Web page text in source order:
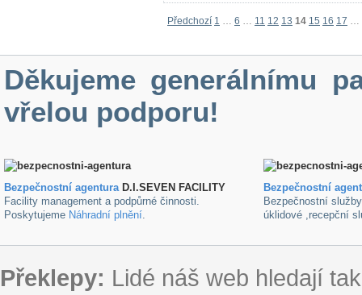
Předchozí 1 … 6 … 11 12 13 14 15 16 17 …
Děkujeme generálnímu
vřelou podporu!
Bezpečnostní agenturaD.I.SEVEN FACILITY
Facility management a podpůrné činnosti.
Poskytujeme Náhradní plnění.
Bezpečnostní
Bezpečnostní
úklidové ,recepční
Překlepy: Lidé náš web hledají